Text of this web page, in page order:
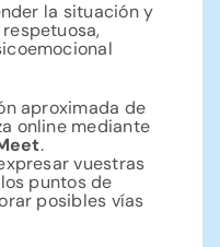
la situación y
aproximada de
online mediante
.
vuestras
puntos de
posibles vías